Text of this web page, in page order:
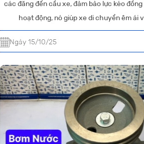
các đăng đến cầu xe, đảm bảo lực kéo
hoạt động, nó giúp xe di chuyển êm ái
Ngày 15/10/25